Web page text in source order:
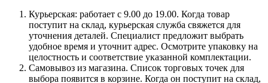
Курьерская: работает с 9.00 до 19.00. Когда товар
поступит на склад, курьерская служба свяжется для
уточнения деталей. Специалист предложит выбрать
удобное время и уточнит адрес. Осмотрите упаковку на
целостность и соответствие указанной комплектации.
Самовывоз из магазина. Список торговых точек для
выбора появится в корзине. Когда он поступит на склад,